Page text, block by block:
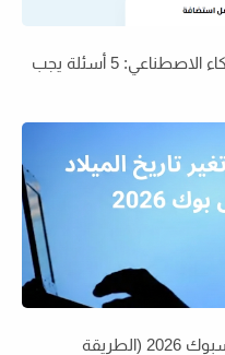
معايير اختيار الاستضافة في عصر الذكاء الاصطناعي: 5 أسئلة يجب
رابط طلب تغيير تاريخ الميلاد في فيسبوك 2026 (الطريقة